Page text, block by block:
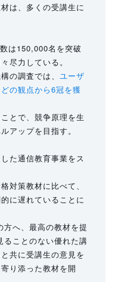
は、多くの受講生に
は150,000名を突破
尽力している。
の調査では、 ユーザ
の観点から6冠を獲
とで、競争原理を生
アップを目指す。
た通信教育事業をス
対策教材に比べて、
に遅れていることに
方へ、最高の教材を提
ることのない優れた講
共に受講生の意見を
り添った教材を開